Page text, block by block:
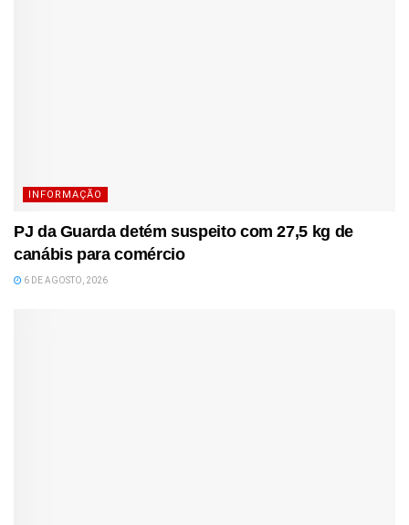
INFORMAÇÃO
PJ da Guarda detém suspeito com 27,5 kg de
canábis para comércio
6 DE AGOSTO, 2026